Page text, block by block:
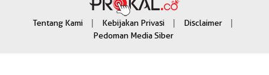
Tentang Kami | Kebijakan Privasi | Disclaimer |
Pedoman Media Siber